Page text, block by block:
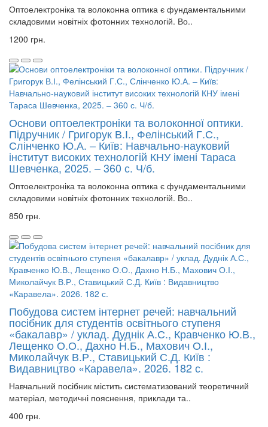
Оптоелектроніка та волоконна оптика є фундаментальними
складовими новітніх фотонних технологій. Во..
1200 грн.
Основи оптоелектроніки та волоконної оптики.
Підручник / Григорук В.І., Фелінський Г.С.,
Слінченко Ю.А. – Київ: Навчально-науковий
інститут високих технологій КНУ імені Тараса
Шевченка, 2025. – 360 с. Ч/б.
Оптоелектроніка та волоконна оптика є фундаментальними
складовими новітніх фотонних технологій. Во..
850 грн.
Побудова систем інтернет речей: навчальний
посібник для студентів освітнього ступеня
«бакалавр» / уклад. Дуднік А.С., Кравченко Ю.В.,
Лещенко О.О., Дахно Н.Б., Махович О.І.,
Миколайчук В.Р., Ставицький С.Д. Київ :
Видавництво «Каравела». 2026. 182 с.
Навчальний посібник містить систематизований теоретичний
матеріал, методичні пояснення, приклади та..
400 грн.